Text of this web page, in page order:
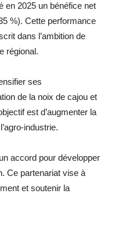
en 2025 un bénéfice net
%). Cette performance
dans l’ambition de
régional.
ses
de la noix de cajou et
est d’augmenter la
industrie.
accord pour développer
Ce partenariat vise à
et soutenir la